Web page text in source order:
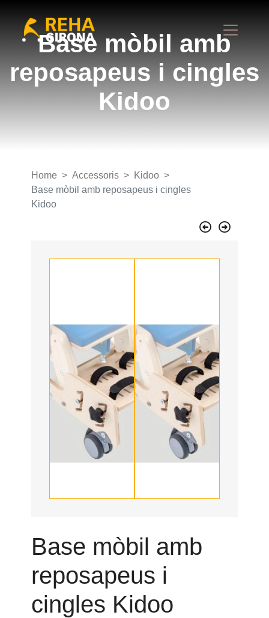
Base mòbil amb
reposapeus i cingles
Kidoo
Home Accessoris
Kidoo
Base mòbil amb reposapeus i cingles
Kidoo
Base mòbil amb
reposapeus i
cingles Kidoo